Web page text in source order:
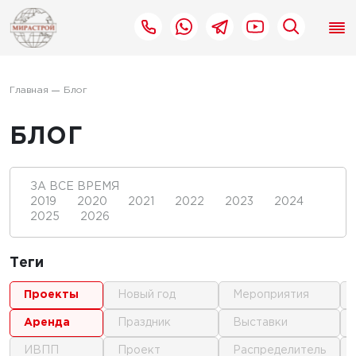
Главная Блог
БЛОГ
ЗА ВСЕ ВРЕМЯ
2019
2020 2021 2022 2023
2024
2025
2026
Теги
проекты
аренда
ИВПП
новый год
праздник
проект
мероприятия
выставки
распределитель